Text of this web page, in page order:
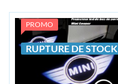
PROMO
RUPTURE DE STOCK